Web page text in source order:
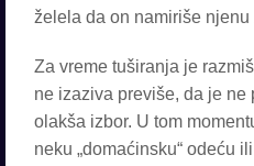
želela da on namiriše njenu
Za vreme tuširanja je
ne izaziva previše, da je
olakša izbor. U tom
neku „domaćinsku“ odeću